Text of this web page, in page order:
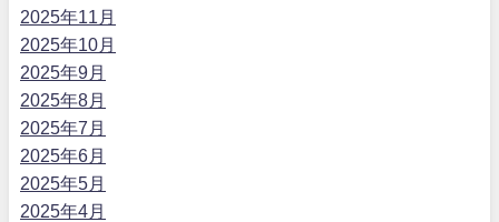
2025年11月
2025年10月
2025年9月
2025年8月
2025年7月
2025年6月
2025年5月
2025年4月